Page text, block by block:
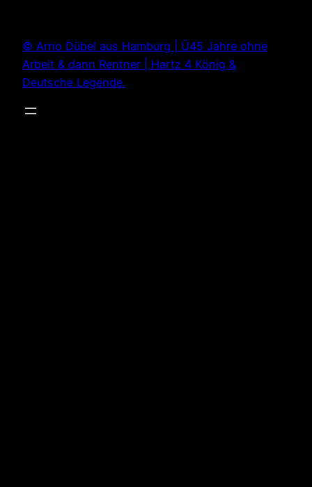
springen
© Arno Dübel aus Hamburg | Ü45 Jahre ohne
Arbeit & dann Rentner | Hartz 4 König &
Deutsche Legende.